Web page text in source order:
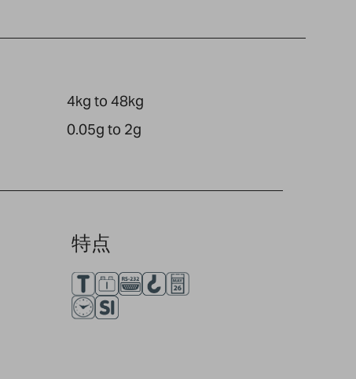
4kg to 48kg
0.05g to 2g
特点